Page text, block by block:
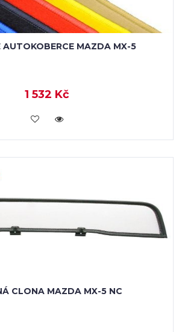
AUTOKOBERCE MAZDA MX-5
1 532 Kč
KOUPIT
CLONA MAZDA MX-5 NC